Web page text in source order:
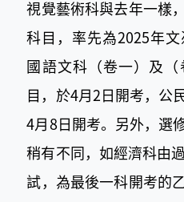
視覺藝術科與去年一樣
科目，率先為2025年
國語文科（卷一）及
目，於4月2日開考，公
4月8日開考。另外，選
稍有不同，如經濟科由
試，為最後一科開考的